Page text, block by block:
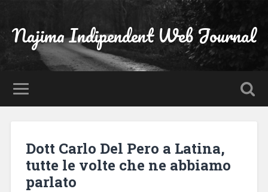
Najima Indipendent Web Journal
Dott Carlo Del Pero a Latina,
tutte le volte che ne abbiamo
parlato